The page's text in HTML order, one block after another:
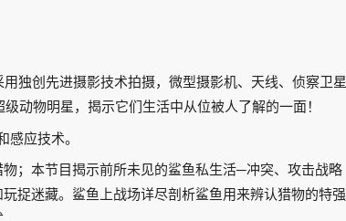
独创先进摄影技术拍摄，微型摄影机、天线、侦察卫星
动物明星，揭示它们生活中从位被人了解的一面！
应技术。
；本节目揭示前所未见的鲨鱼私生活─冲突、攻击战略
捉迷藏。鲨鱼上战场详尽剖析鲨鱼用来辨认猎物的特强